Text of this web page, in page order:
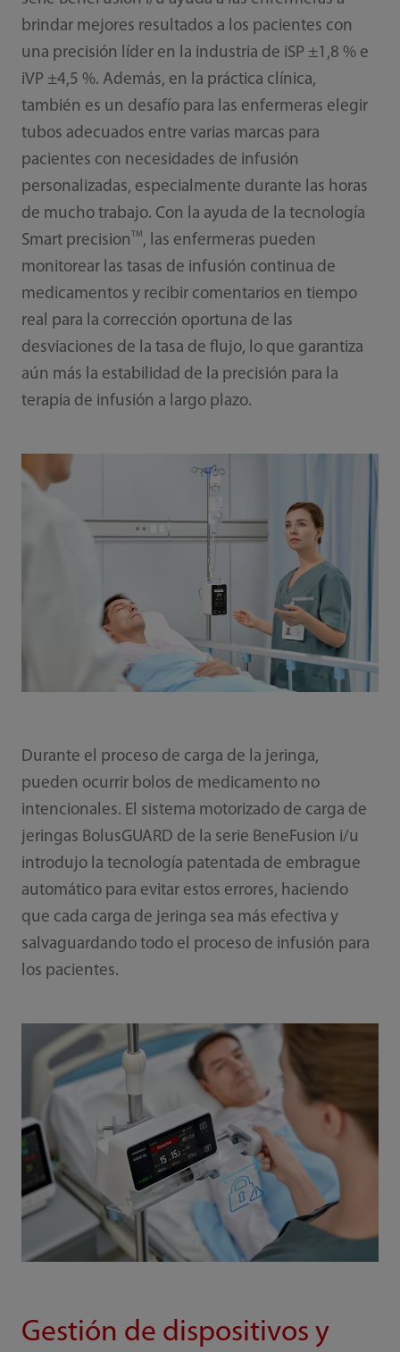
brindar mejores resultados a los pacientes con
una precisión líder en la industria de iSP ±1,8 % e
iVP ±4,5 %. Además, en la práctica clínica,
también es un desafío para las enfermeras elegir
tubos adecuados entre varias marcas para
pacientes con necesidades de infusión
personalizadas, especialmente durante las horas
de mucho trabajo. Con la ayuda de la tecnología
Smart precision
TM , las enfermeras pueden
monitorear las tasas de infusión continua de
medicamentos y recibir comentarios en tiempo
real para la corrección oportuna de las
desviaciones de la tasa de flujo, lo que garantiza
aún más la estabilidad de la precisión para la
terapia de infusión a largo plazo.
Durante el proceso de carga de la jeringa,
pueden ocurrir bolos de medicamento no
intencionales. El sistema motorizado de carga de
jeringas BolusGUARD de la serie BeneFusion i/u
introdujo la tecnología patentada de embrague
automático para evitar estos errores, haciendo
que cada carga de jeringa sea más efectiva y
salvaguardando todo el proceso de infusión para
los pacientes.
Gestión de dispositivos y